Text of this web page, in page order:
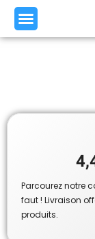
Parcourez notre
faut ! Livraison
produits.